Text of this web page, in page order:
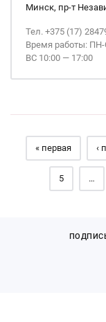
Минск, пр-т
Тел. +375 (17)
Время работы:
ВС 10:00 — 17:00
« первая ‹
5 …